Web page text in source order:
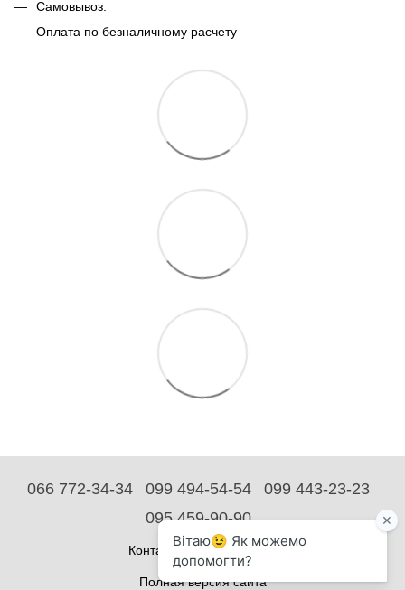
Самовывоз.
Оплата по безналичному расчету
066 772-34-34 099 494-54-54
099 443-23-23
095 459-90-90
Контактная информация
Полная версия сайта